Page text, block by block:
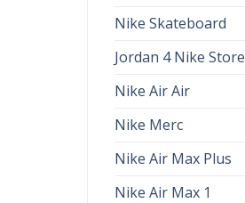
Nike Skateboard
Jordan 4 Nike Store
Nike Air Air
Nike Merc
Nike Air Max Plus
Nike Air Max 1